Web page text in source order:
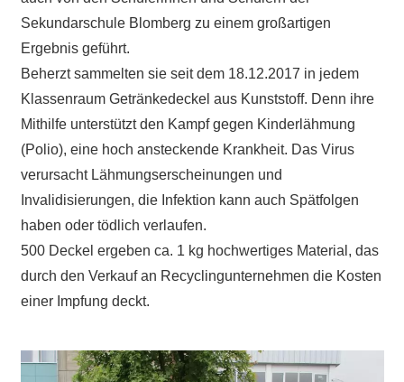
Sekundarschule Blomberg zu einem großartigen
Ergebnis geführt.
Beherzt sammelten sie seit dem 18.12.2017 in jedem
Klassenraum Getränkedeckel aus Kunststoff. Denn ihre
Mithilfe unterstützt den Kampf gegen Kinderlähmung
(Polio), eine hoch ansteckende Krankheit. Das Virus
verursacht Lähmungserscheinungen und
Invalidisierungen, die Infektion kann auch Spätfolgen
haben oder tödlich verlaufen.
500 Deckel ergeben ca. 1 kg hochwertiges Material, das
durch den Verkauf an Recyclingunternehmen die Kosten
einer Impfung deckt.